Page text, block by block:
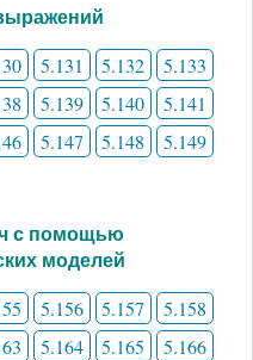
5.131 5.132
5.133
5.139 5.140
5.141
5.147 5.148
5.149
с помощью
моделей
5.156 5.157
5.158
5.164 5.165
5.166